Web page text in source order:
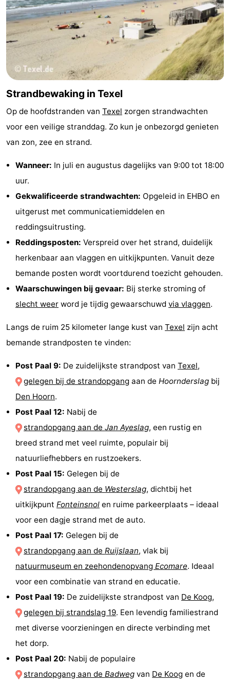
Strandbewaking in Texel
Op de hoofdstranden van Texel zorgen strandwachten
voor een veilige stranddag. Zo kun je onbezorgd genieten
van zon, zee en strand.
Wanneer: In juli en augustus dagelijks van 9:00 tot 18:00
uur.
Gekwalificeerde strandwachten: Opgeleid in EHBO en
uitgerust met communicatiemiddelen en
reddingsuitrusting.
Reddingsposten: Verspreid over het strand, duidelijk
herkenbaar aan vlaggen en uitkijkpunten. Vanuit deze
bemande posten wordt voortdurend toezicht gehouden.
Waarschuwingen bij gevaar: Bij sterke stroming of
slecht weer word je tijdig gewaarschuwd via vlaggen.
Langs de ruim 25 kilometer lange kust van Texel zijn acht
bemande strandposten te vinden:
Post Paal 9: De zuidelijkste strandpost van Texel,
gelegen bij de strandopgang aan deHoornderslag bij
Den Hoorn.
Post Paal 12: Nabij de
strandopgang aan deJan Ayeslag, een rustig en
breed strand met veel ruimte, populair bij
natuurliefhebbers en rustzoekers.
Post Paal 15: Gelegen bij de
strandopgang aan de Westerslag, dichtbij het
uitkijkpunt Fonteinsnol en ruime parkeerplaats – ideaal
voor een dagje strand met de auto.
Post Paal 17: Gelegen bij de
strandopgang aan deRuijslaan, vlak bij
natuurmuseum en zeehondenopvang Ecomare. Ideaal
voor een combinatie van strand en educatie.
Post Paal 19: De zuidelijkste strandpost van De Koog,
gelegen bij strandslag 19. Een levendig familiestrand
met diverse voorzieningen en directe verbinding met
het dorp.
Post Paal 20: Nabij de populaire
strandopgang aan deBadweg van De Koog en de